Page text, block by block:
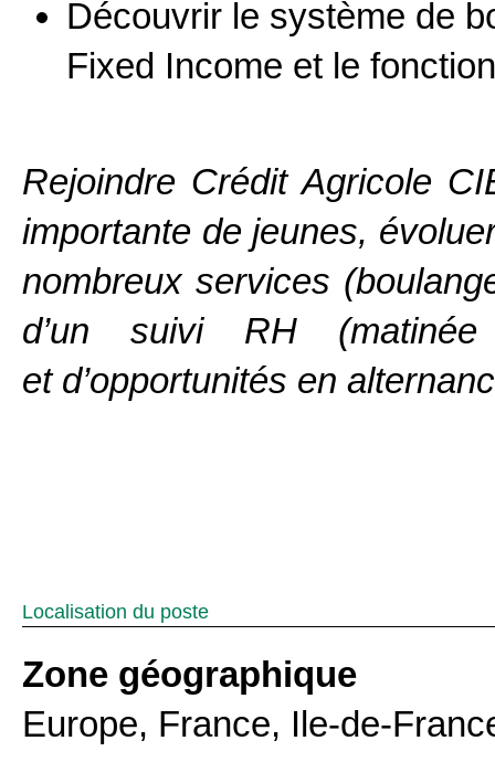
Découvrir le système de
Fixed Income et le
Rejoindre Crédit Agricole
importante de jeunes,
nombreux services
d’un suivi RH
et d’opportunités en
Localisation du poste
Zone géographique
Europe, France, Ile-de-